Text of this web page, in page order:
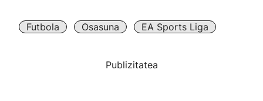
Futbola Osasuna EA Sports Liga
Publizitatea